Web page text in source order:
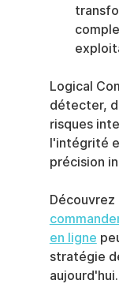
Logical
détecter,
risques
l'intégrité
précision
Découvrez
en ligne
stratégie
aujourd'hui.